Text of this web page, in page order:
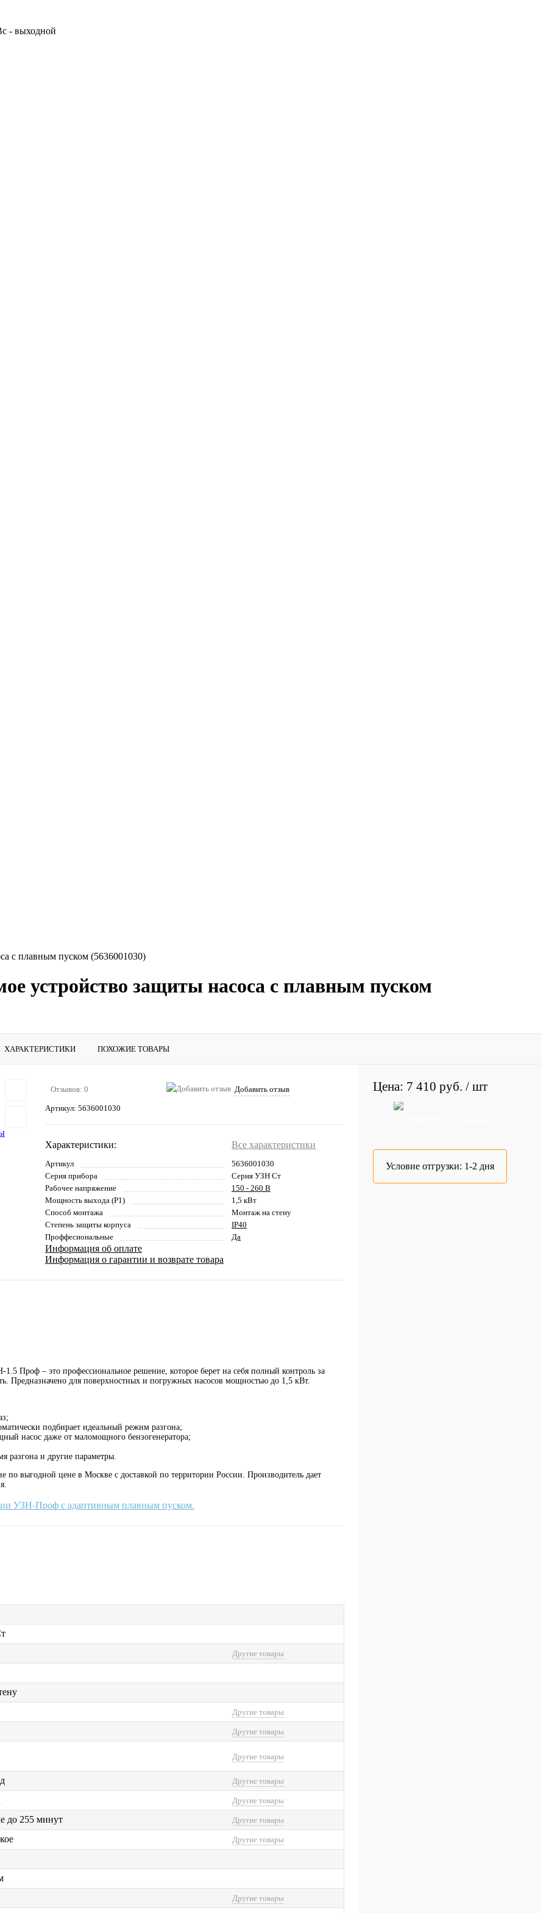
- выходной
с плавным пуском (5636001030)
устройство защиты насоса с плавным пуском
ХАРАКТЕРИСТИКИ ПОХОЖИЕ ТОВАРЫ
Отзывов: 0 Добавить отзыв
Артикул: 5636001030
Характеристики: Все характеристики
Артикул
5636001030
Серия прибора
Серия УЗН Ст
Рабочее напряжение
150 - 260 В
Мощность выхода (P1)
1,5 кВт
Способ монтажа
Монтаж на стену
Степень защиты корпуса
IP40
Проффесиональные
Да
Информация об оплате
Информация о гарантии и возврате товара
Проф – это профессиональное решение, которое берет на себя полный контроль за
Предназначено для поверхностных и погружных насосов мощностью до 1,5 кВт.
подбирает идеальный режим разгона;
насос даже от маломощного бензогенератора;
разгона и другие параметры.
по выгодной цене в Москве с доставкой по территории России. Производитель дает
УЗН-Проф с адаптивным плавным пуском.
Другие товары
Другие товары
Другие товары
Другие товары
Другие товары
Другие товары
до 255 минут Другие товары
Другие товары
Другие товары
Цена: 7 410 руб. / шт
Условие отгрузки: 1-2 дня